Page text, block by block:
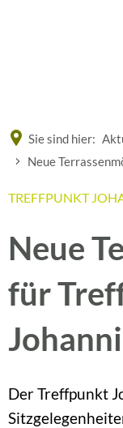
Sie sind hier:
Neue
TREFFPUNKT
Neue
für
Der Treffpunkt